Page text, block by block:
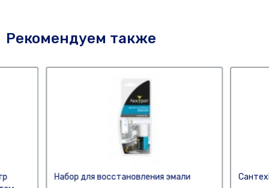
Рекомендуем также
Набор для восстановления эмали